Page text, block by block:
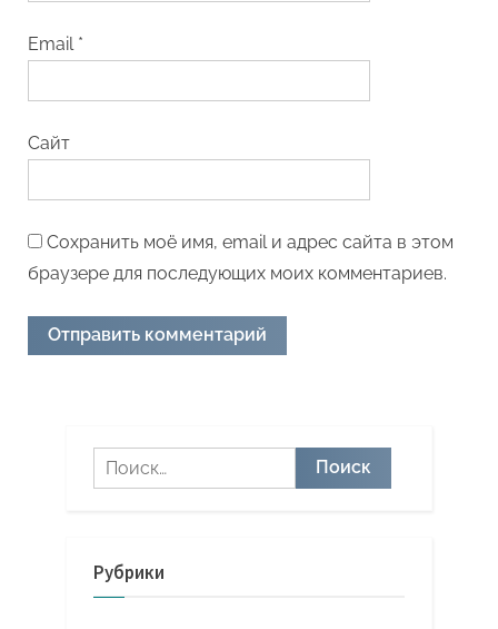
Email *
Сайт
Сохранить моё имя, email и адрес сайта в этом
браузере для последующих моих комментариев.
Найти:
Рубрики